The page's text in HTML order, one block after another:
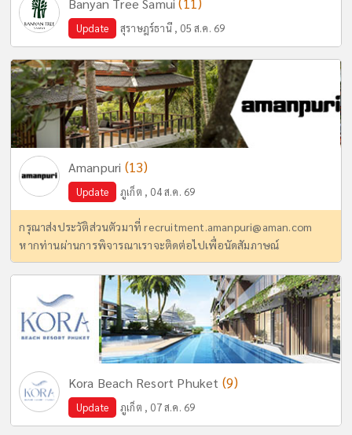
Banyan Tree Samui
Update สุราษฎร์ธานี , 05 ส.ค. 69
Amanpuri (13)
Update ภูเก็ต , 04 ส.ค. 69
กรุณาส่งประวัติส่วนตัวมาที่recruitment.amanpuri@aman.com
หากท่านผ่านการพิจารณาเราจะติดต่อไปเพื่อนัดสัมภาษณ์
Kora Beach Resort Phuket (9)
Update ภูเก็ต , 07 ส.ค. 69